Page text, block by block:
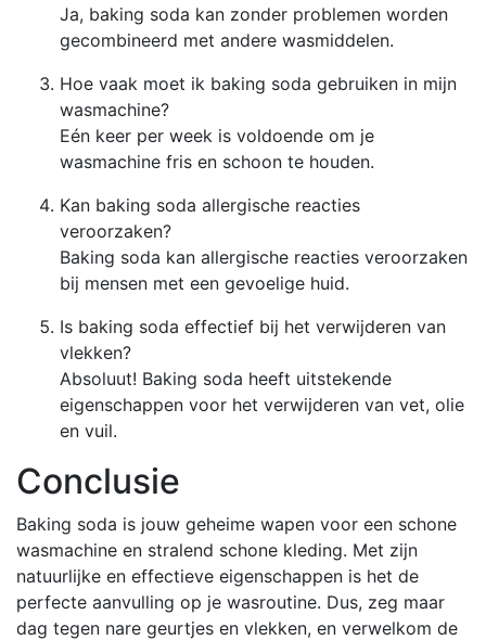
Ja, baking soda kan zonder problemen worden
gecombineerd met andere wasmiddelen.
Hoe vaak moet ik baking soda gebruiken in mijn
wasmachine?
Eén keer per week is voldoende om je
wasmachine fris en schoon te houden.
Kan baking soda allergische reacties
veroorzaken?
Baking soda kan allergische reacties veroorzaken
bij mensen met een gevoelige huid.
Is baking soda effectief bij het verwijderen van
vlekken?
Absoluut! Baking soda heeft uitstekende
eigenschappen voor het verwijderen van vet, olie
en vuil.
Conclusie
Baking soda is jouw geheime wapen voor een schone
wasmachine en stralend schone kleding. Met zijn
natuurlijke en effectieve eigenschappen is het de
perfecte aanvulling op je wasroutine. Dus, zeg maar
dag tegen nare geurtjes en vlekken, en verwelkom de